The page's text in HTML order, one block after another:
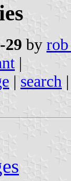
29 by rob
|
| search